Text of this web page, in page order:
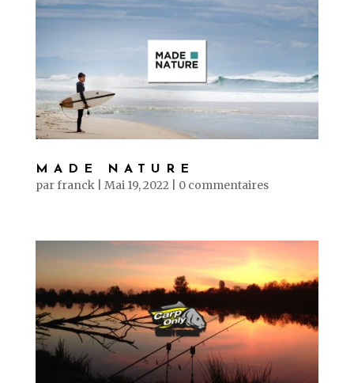
MADE NATURE
parfranck Mai 19, 2022 0 commentaires